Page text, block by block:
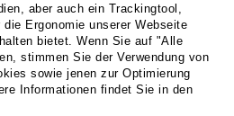
aber auch ein Trackingtool,
Ergonomie unserer Webseite
bietet. Wenn Sie auf "Alle
stimmen Sie der Verwendung von
sowie jenen zur Optimierung
Informationen findet Sie in den